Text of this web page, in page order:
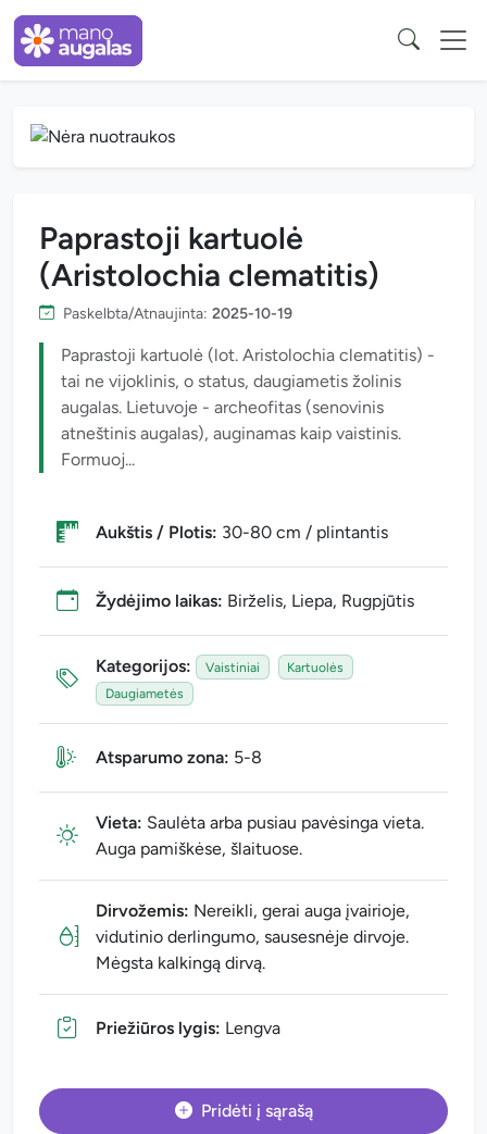
Paprastoji kartuolė
(Aristolochia clematitis)
Paskelbta/Atnaujinta: 2025-10-19
Paprastoji kartuolė (lot. Aristolochia clematitis) -
tai ne vijoklinis, o status, daugiametis žolinis
augalas. Lietuvoje - archeofitas (senovinis
atneštinis augalas), auginamas kaip vaistinis.
Formuoj...
Aukštis / Plotis: 30-80 cm / plintantis
Žydėjimo laikas: Birželis, Liepa, Rugpjūtis
Kategorijos: Vaistiniai
Kartuolės
Daugiametės
Atsparumo zona: 5-8
Vieta: Saulėta arba pusiau pavėsinga vieta.
Auga pamiškėse, šlaituose.
Dirvožemis: Nereikli, gerai auga įvairioje,
vidutinio derlingumo, sausesnėje dirvoje.
Mėgsta kalkingą dirvą.
Priežiūros lygis: Lengva
Pridėti į sąrašą